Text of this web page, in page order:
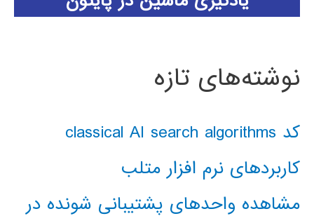
نوشته‌های تازه
کد classical AI search algorithms
کاربردهای نرم افزار متلب
مشاهده واحدهای پشتیبانی شونده در